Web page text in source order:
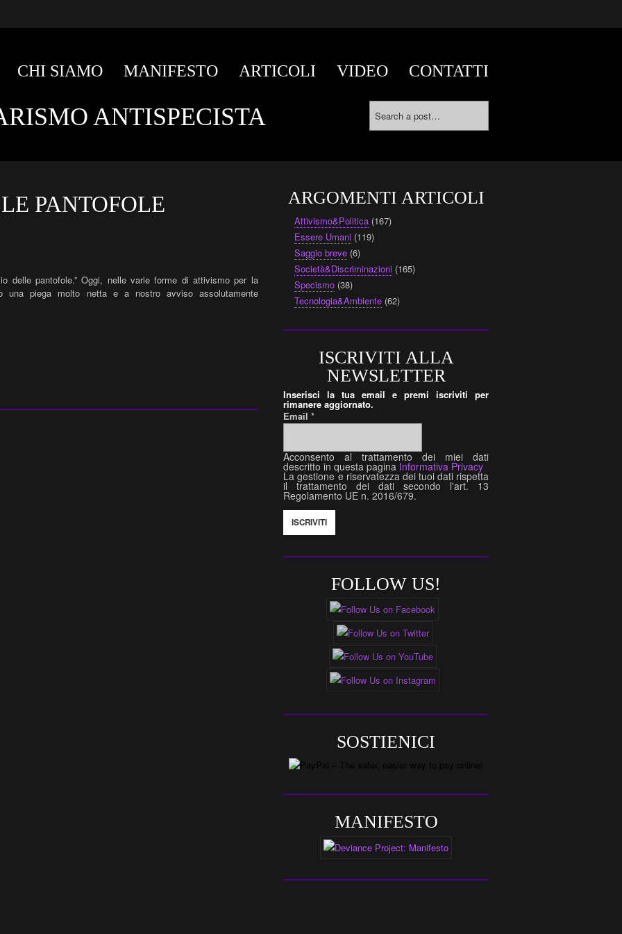
CHI SIAMO MANIFESTO ARTICOLI VIDEO CONTATTI
ANTISPECISTA
PANTOFOLE
delle pantofole.” Oggi, nelle varie forme di attivismo per la
una piega molto netta e a nostro avviso assolutamente
ARGOMENTI ARTICOLI
Attivismo&Politica (167)
Essere Umani (119)
Saggio breve (6)
Società&Discriminazioni (165)
Specismo (38)
Tecnologia&Ambiente (62)
ISCRIVITI ALLA
NEWSLETTER
Inserisci la tua email e premi iscriviti per
rimanere aggiornato.
Email*
Acconsento al trattamento dei miei dati
descritto in questa pagina Informativa Privacy
La gestione e riservatezza dei tuoi dati rispetta
il trattamento dei dati secondo l'art. 13
Regolamento UE n. 2016/679.
FOLLOW US!
SOSTIENICI
MANIFESTO